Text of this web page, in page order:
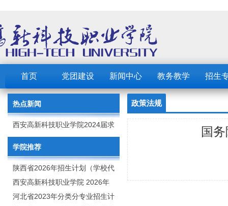
首页 党团建设 新闻中心 教务教学 招生
热点新闻
西安高新科技职业学院2024届求
职创业补贴的公示
学院推荐
陕西省2026年招生计划（学校代
码：8103）
西安高新科技职业学院 2026年
招生章程
河北省2023年分类分专业招生计
政策法规
国